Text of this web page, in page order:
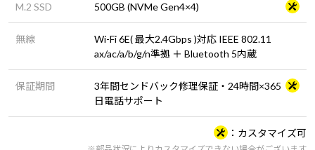
M.2 SSD 500GB (NVMe Gen4×4)
無線
Wi-Fi 6E( 最大2.4Gbps )対応 IEEE 802.11
ax/ac/a/b/g/n準拠 ＋ Bluetooth 5内蔵
保証期間
3年間センドバック修理保証・24時間×365
日電話サポート
カスタマイズ可